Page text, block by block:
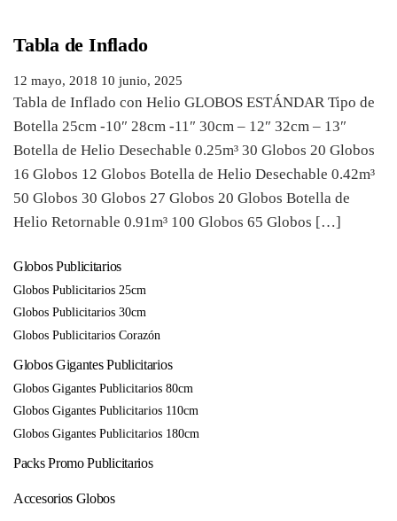
Tabla de Inflado
12 mayo, 2018 10 junio, 2025
Tabla de Inflado con Helio GLOBOS ESTÁNDAR Tipo de
Botella 25cm -10″ 28cm -11″ 30cm – 12″ 32cm – 13″
Botella de Helio Desechable 0.25m³ 30 Globos 20 Globos
16 Globos 12 Globos Botella de Helio Desechable 0.42m³
50 Globos 30 Globos 27 Globos 20 Globos Botella de
Helio Retornable 0.91m³ 100 Globos 65 Globos […]
Globos Publicitarios
Globos Publicitarios 25cm
Globos Publicitarios 30cm
Globos Publicitarios Corazón
Globos Gigantes Publicitarios
Globos Gigantes Publicitarios 80cm
Globos Gigantes Publicitarios 110cm
Globos Gigantes Publicitarios 180cm
Packs Promo Publicitarios
Accesorios Globos